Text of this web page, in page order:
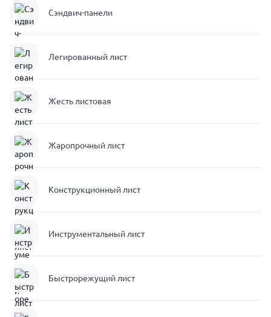
Сэндвич-панели
Легированный лист
Жесть листовая
Жаропрочный лист
Конструкционный лист
Инструментальный лист
Быстрорежущий лист